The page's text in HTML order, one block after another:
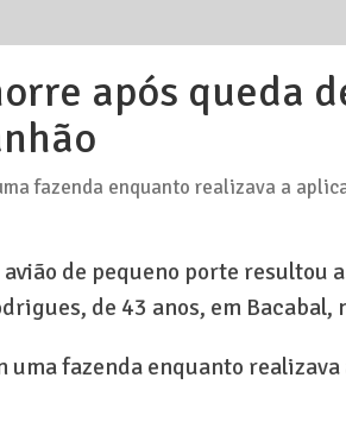
após queda
fazenda enquanto realizava a
de pequeno porte resultou
de 43 anos, em Bacabal,
uma fazenda enquanto